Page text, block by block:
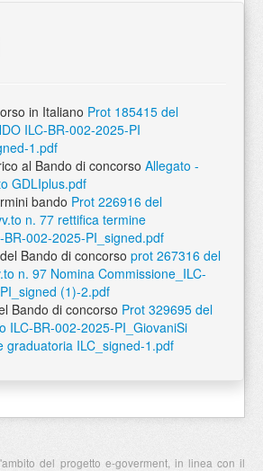
in Italiano Prot 185415 del
ILC-BR-002-2025-PI
1.pdf
al Bando di concorso Allegato -
GDLIplus.pdf
bando Prot 226916 del
n. 77 rettifica termine
BR-002-2025-PI_signed.pdf
Bando di concorso prot 267316 del
n. 97 Nomina Commissione_ILC-
(1)-2.pdf
Bando di concorso Prot 329695 del
ILC-BR-002-2025-PI_GiovaniSi
graduatoria ILC_signed-1.pdf
del progetto e-goverment, in linea con il